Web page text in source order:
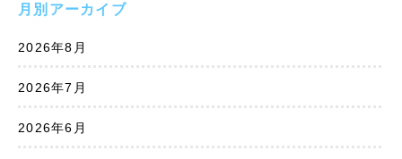
月別アーカイブ
2026年8月
2026年7月
2026年6月